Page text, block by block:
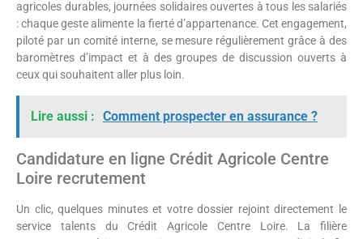
agricoles durables, journées solidaires ouvertes à tous les salariés
: chaque geste alimente la fierté d’appartenance. Cet engagement,
piloté par un comité interne, se mesure régulièrement grâce à des
baromètres d’impact et à des groupes de discussion ouverts à
ceux qui souhaitent aller plus loin.
Lire aussi : Comment prospecter en assurance ?
Candidature en ligne Crédit Agricole Centre
Loire recrutement
Un clic, quelques minutes et votre dossier rejoint directement le
service talents du Crédit Agricole Centre Loire. La filière